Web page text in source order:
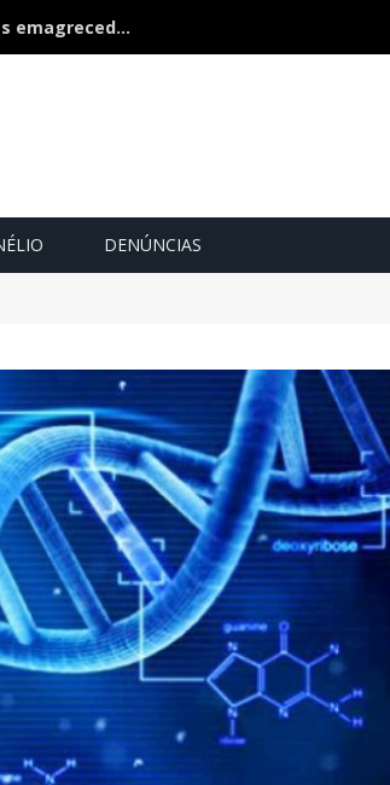
Polícia estoura fábrica clandestina de canetas emagrecedoras é fechada na fronteira
DENÚNCIAS